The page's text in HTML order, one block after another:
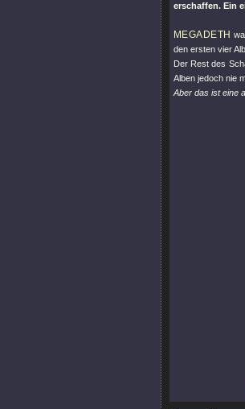
erschaffen. Ein
MEGADETH
den ersten vier
Der Rest des
Alben jedoch nie
Aber das ist eine